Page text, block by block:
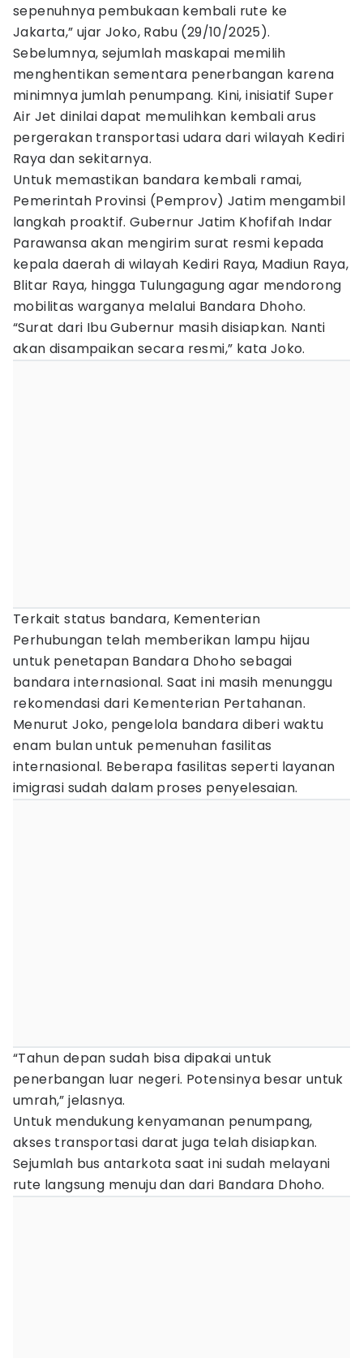
sepenuhnya pembukaan kembali rute ke
Jakarta,” ujar Joko, Rabu (29/10/2025).
Sebelumnya, sejumlah maskapai memilih
menghentikan sementara penerbangan karena
minimnya jumlah penumpang. Kini, inisiatif Super
Air Jet dinilai dapat memulihkan kembali arus
pergerakan transportasi udara dari wilayah Kediri
Raya dan sekitarnya.
Untuk memastikan bandara kembali ramai,
Pemerintah Provinsi (Pemprov) Jatim mengambil
langkah proaktif. Gubernur Jatim Khofifah Indar
Parawansa akan mengirim surat resmi kepada
kepala daerah di wilayah Kediri Raya, Madiun Raya,
Blitar Raya, hingga Tulungagung agar mendorong
mobilitas warganya melalui Bandara Dhoho.
“Surat dari Ibu Gubernur masih disiapkan. Nanti
akan disampaikan secara resmi,” kata Joko.
Terkait status bandara, Kementerian
Perhubungan telah memberikan lampu hijau
untuk penetapan Bandara Dhoho sebagai
bandara internasional. Saat ini masih menunggu
rekomendasi dari Kementerian Pertahanan.
Menurut Joko, pengelola bandara diberi waktu
enam bulan untuk pemenuhan fasilitas
internasional. Beberapa fasilitas seperti layanan
imigrasi sudah dalam proses penyelesaian.
“Tahun depan sudah bisa dipakai untuk
penerbangan luar negeri. Potensinya besar untuk
umrah,” jelasnya.
Untuk mendukung kenyamanan penumpang,
akses transportasi darat juga telah disiapkan.
Sejumlah bus antarkota saat ini sudah melayani
rute langsung menuju dan dari Bandara Dhoho.